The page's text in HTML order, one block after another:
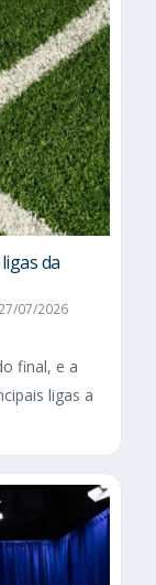
da
07/2026
final, e a
ligas a